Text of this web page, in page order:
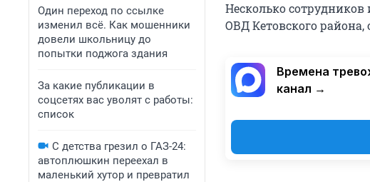
Один переход по ссылке
изменил всё. Как мошенники
довели школьницу до
попытки поджога здания
За какие публикации в
соцсетях вас уволят с работы:
список
С детства грезил о ГАЗ-24:
автоплюшкин переехал в
маленький хутор и превратил
Несколько
ОВД Кетовского
Времена
канал →